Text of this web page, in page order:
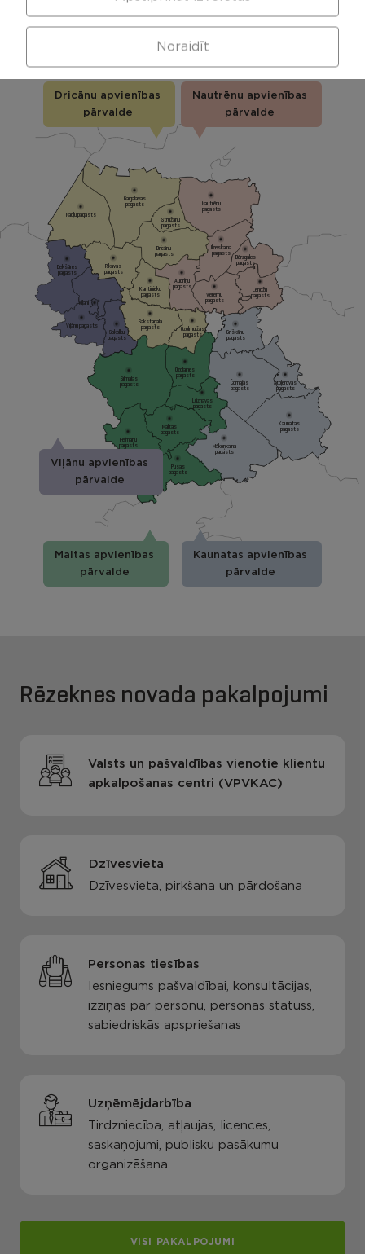
Dricānu apvienības
pārvalde
Nautrēnu apvienības
pārvalde
Maltas apvienības
pārvalde
Kaunatas apvienības
pārvalde
Viļānu apvienības
pārvalde
Nagļu pagasts
Rikavas
pagasts
Kantinieku
pagasts
Sakstagala
pagasts Ozolmuižas
pagasts
Gaigalavas
pagasts
Stružānu
pagasts
Dricānu
pagasts
Nautrēnu
pagasts
Ilzeskalna
pagasts
Audriņu
pagasts
Vērēmu
pagasts
Lendžu
pagasts
Bērzgales
pagasts
Silmalas
pagasts
Feimaņu
pagasts
Pušas
pagasts
Maltas
pagasts
Lūznavas
pagasts
Ozolaines
pagasts
Griškānu
pagasts
Čornajas
pagasts
Mākoņkalna
pagasts
Kaunatas
pagasts
Stoļerovas
pagasts
Sokolku
pagasts
Viļānu pagasts
Dekšāres
pagasts
Viļāni
Rēzeknes novada pakalpojumi
Valsts un pašvaldības vienotie klientu
apkalpošanas centri (VPVKAC)
Dzīvesvieta
Dzīvesvieta, pirkšana un pārdošana
Personas tiesības
Iesniegums pašvaldībai, konsultācijas,
izziņas par personu, personas statuss,
sabiedriskās apspriešanas
Uzņēmējdarbība
Tirdzniecība, atļaujas, licences,
saskaņojumi, publisku pasākumu
organizēšana
VISI PAKALPOJUMI
Noraidīt